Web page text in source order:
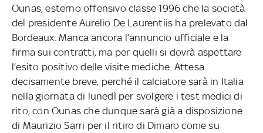
Ounas, esterno offensivo classe 1996 che la società
del presidente Aurelio De Laurentiis ha prelevato dal
Bordeaux. Manca ancora l’annuncio ufficiale e la
firma sui contratti, ma per quelli si dovrà aspettare
l’esito positivo delle visite mediche. Attesa
decisamente breve, perché il calciatore sarà in Italia
nella giornata di lunedì per svolgere i test medici di
rito, con Ounas che dunque sarà già a disposizione
di Maurizio Sarri per il ritiro di Dimaro come su